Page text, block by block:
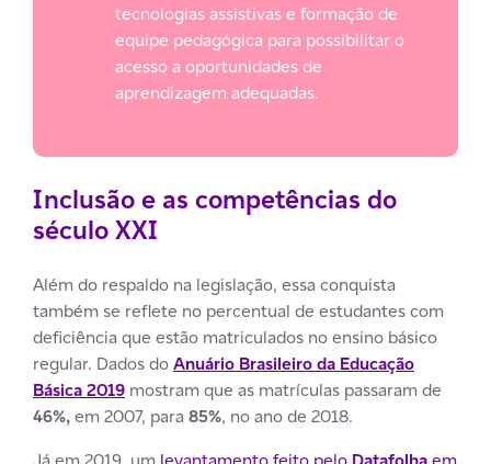
tecnologias assistivas e formação de
equipe pedagógica para possibilitar o
acesso a oportunidades de
aprendizagem adequadas.
Inclusão e as competências do
século XXI
Além do respaldo na legislação, essa conquista
também se reflete no percentual de estudantes com
deficiência que estão matriculados no ensino básico
regular. Dados doAnuário Brasileiro da Educação
Básica 2019 mostram que as matrículas passaram de
46%,em 2007, para 85%, no ano de 2018.